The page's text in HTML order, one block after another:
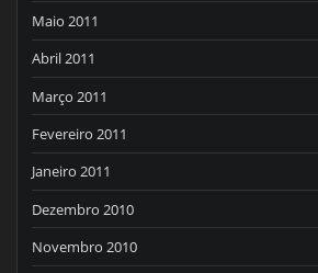
Maio 2011
Abril 2011
Março 2011
Fevereiro 2011
Janeiro 2011
Dezembro 2010
Novembro 2010